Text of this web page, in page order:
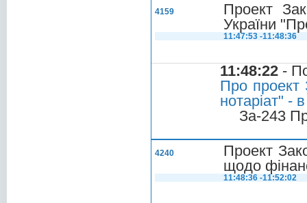
4159
Проект
України
11:47:53 -11:48:36
11:48:22 -
Про проект
нотаріат" -
За-243
4240
Проект
щодо
11:48:36 -11:52:02